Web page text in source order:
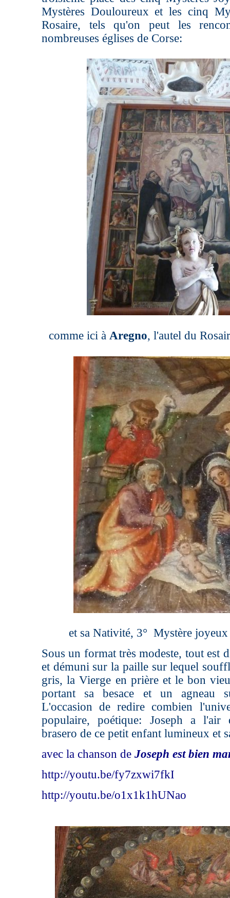
Mystères Douloureux et les cinq
Rosaire, tels qu'on peut les
nombreuses églises de Corse:
comme ici à Aregno, l'autel du
et sa Nativité, 3° Mystère joyeux
Sous un format très modeste, tout est
et démuni sur la paille sur lequel
gris, la Vierge en prière et le bon
portant sa besace et un agneau
L'occasion de redire combien
populaire, poétique: Joseph a
brasero de ce petit enfant lumineux et
avec la chanson de Joseph est bien
http://youtu.be/fy7zxwi7fkI
http://youtu.be/o1x1k1hUNao